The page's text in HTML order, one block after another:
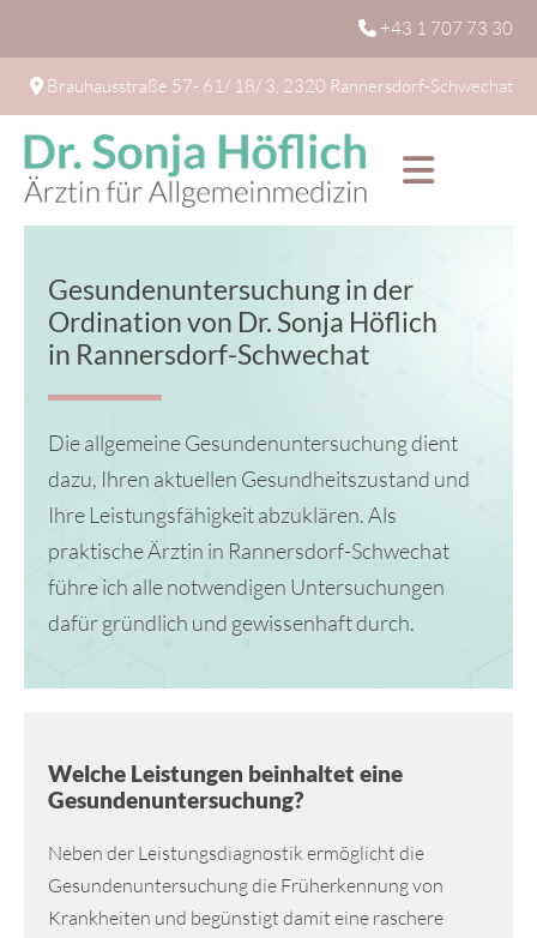
 +43 1 707 73 30
 Brauhausstraße 57- 61/ 18/ 3, 2320 Rannersdorf-Schwechat
Gesundenuntersuchung in der
Ordination von Dr. Sonja Höflich
in Rannersdorf-Schwechat
Die allgemeine Gesundenuntersuchung dient
dazu, Ihren aktuellen Gesundheitszustand und
Ihre Leistungsfähigkeit abzuklären. Als
praktische Ärztin in Rannersdorf-Schwechat
führe ich alle notwendigen Untersuchungen
dafür gründlich und gewissenhaft durch.
Welche Leistungen beinhaltet eine
Gesundenuntersuchung?
Neben der Leistungsdiagnostik ermöglicht die
Gesundenuntersuchung die Früherkennung von
Krankheiten und begünstigt damit eine raschere